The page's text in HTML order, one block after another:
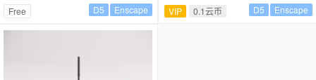
Free Enscape
D5 VIP 0.1云币 Enscape
D5